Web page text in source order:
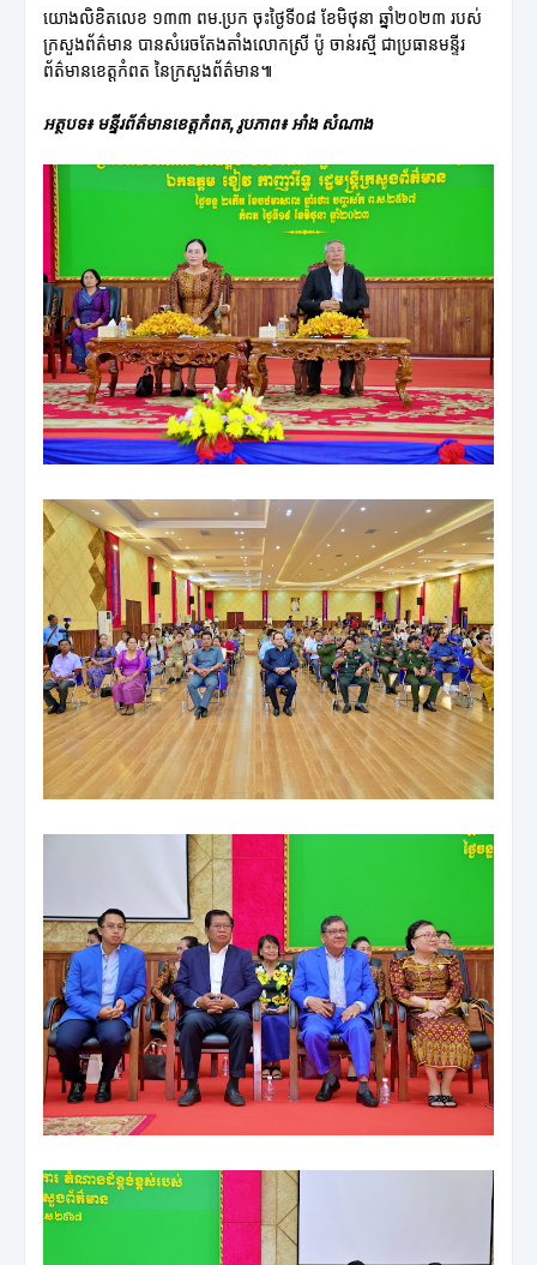
យោងលិខិតលេខ ១៣៣ ពម.ប្រក ចុះថ្ងៃទី០៨ ខែមិថុនា ឆ្នាំ២០២៣ របស់
ក្រសួងព័ត៌មាន បានសំរេចតែងតាំងលោកស្រី ប៉ូ ចាន់រស្មី ជាប្រធានមន្ទីរ
ព័ត៌មានខេត្តកំពត នៃក្រសួងព័ត៌មាន៕
អត្ថបទ៖ មន្ទីរព័ត៌មានខេត្តកំពត, រូបភាព៖ អាំង សំណាង